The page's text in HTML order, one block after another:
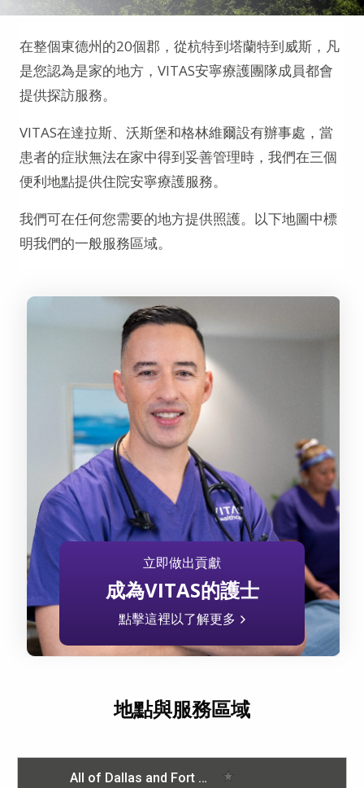
在整個東德州的20個郡，從杭特到塔蘭特到威斯，凡
是您認為是家的地方，VITAS安寧療護團隊成員都會
提供探訪服務。
VITAS在達拉斯、沃斯堡和格林維爾設有辦事處，當
患者的症狀無法在家中得到妥善管理時，我們在三個
便利地點提供住院安寧療護服務。
我們可在任何您需要的地方提供照護。以下地圖中標
明我們的一般服務區域。
立即做出貢獻
成為VITAS的護士
點擊這裡以了解更多
地點與服務區域